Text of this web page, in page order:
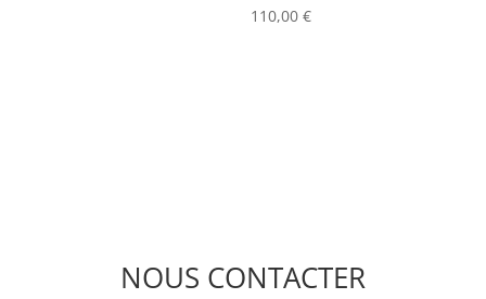
110,00€
NOUS CONTACTER